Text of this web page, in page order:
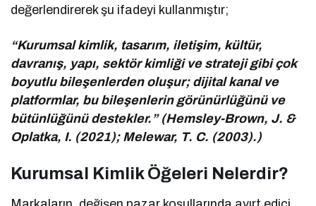
değerlendirerek şu ifadeyi kullanmıştır;
“Kurumsal kimlik, tasarım, iletişim, kültür,
davranış, yapı, sektör kimliği ve strateji gibi çok
boyutlu bileşenlerden oluşur; dijital kanal ve
platformlar, bu bileşenlerin görünürlüğünü ve
bütünlüğünü destekler.” (Hemsley-Brown, J. &
Oplatka, I. (2021); Melewar, T. C. (2003).)
Kurumsal Kimlik Öğeleri Nelerdir?